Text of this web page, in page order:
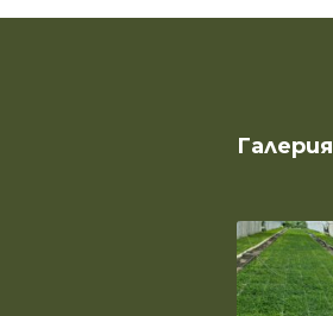
Галерия